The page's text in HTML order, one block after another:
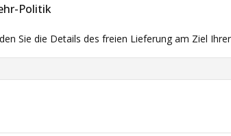
Politik
Sie die Details des freien Lieferung am Ziel